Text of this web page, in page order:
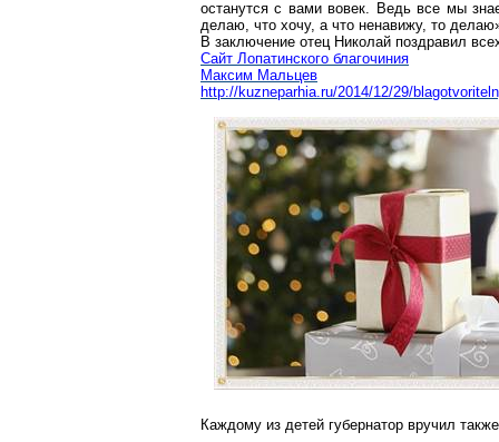
останутся с вами вовек. Ведь все мы
делаю, что хочу, а что ненавижу, то
В заключение отец Николай поздравил
Сайт Лопатинского благочиния
Максим Мальцев
http://kuzneparhia.ru/2014/12/29/
Каждому из детей губернатор вручил